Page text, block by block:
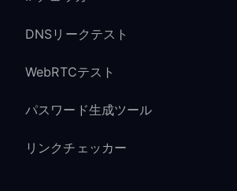
DNSリークテスト
WebRTCテスト
パスワード生成ツール
リンクチェッカー